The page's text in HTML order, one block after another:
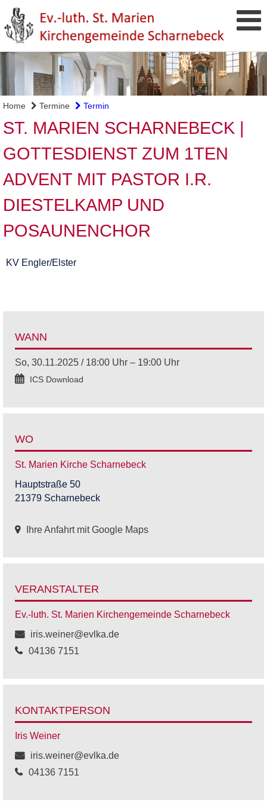
Home Termine Termin
ST. MARIEN SCHARNEBECK |
GOTTESDIENST ZUM 1TEN
ADVENT MIT PASTOR I.R.
DIESTELKAMP UND
POSAUNENCHOR
KV Engler/Elster
WANN
So, 30.11.2025 / 18:00 Uhr – 19:00 Uhr
ICS Download
WO
St. Marien Kirche Scharnebeck
Hauptstraße 50
21379 Scharnebeck
Ihre Anfahrt mit Google Maps
VERANSTALTER
Ev.-luth. St. Marien Kirchengemeinde Scharnebeck
iris.weiner@evlka.de
04136 7151
KONTAKTPERSON
Iris Weiner
iris.weiner@evlka.de
04136 7151